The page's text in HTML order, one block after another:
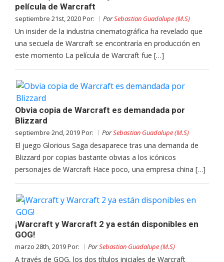
película de Warcraft
septiembre 21st, 2020 Por: PorSebastian Guadalupe (M.S)
Un insider de la industria cinematográfica ha revelado que
una secuela de Warcraft se encontraría en producción en
este momento La película de Warcraft fue […]
Obvia copia de Warcraft es demandada por
Blizzard
septiembre 2nd, 2019 Por: PorSebastian Guadalupe (M.S)
El juego Glorious Saga desaparece tras una demanda de
Blizzard por copias bastante obvias a los icónicos
personajes de Warcraft Hace poco, una empresa china […]
¡Warcraft y Warcraft 2 ya están disponibles en
GOG!
marzo 28th, 2019 Por: PorSebastian Guadalupe (M.S)
A través de GOG, los dos títulos iniciales de Warcraft